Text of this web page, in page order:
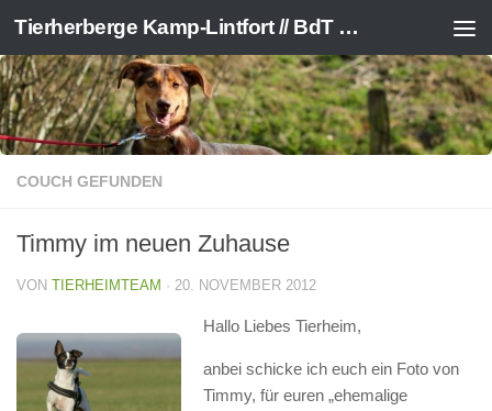
Zum Inhalt springen Tierherberge Kamp-Lintfort // BdT e.V.
COUCH GEFUNDEN
Timmy im neuen Zuhause
VON TIERHEIMTEAM · 20. NOVEMBER 2012
Hallo Liebes Tierheim,
anbei schicke ich euch ein Foto von
Timmy, für euren „ehemalige